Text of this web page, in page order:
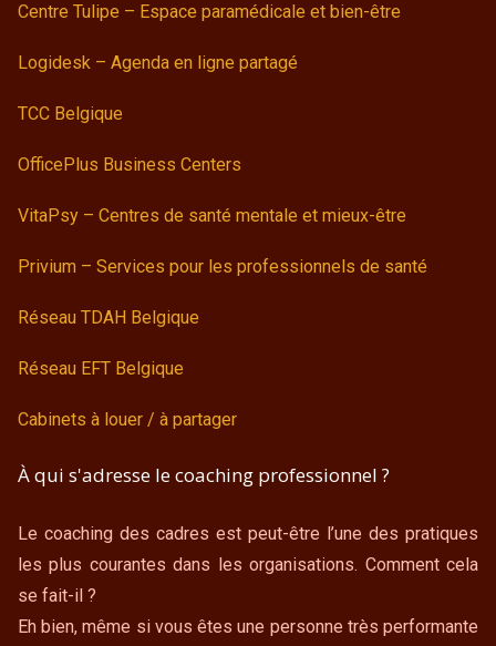
Centre Tulipe – Espace paramédicale et bien-être
Logidesk – Agenda en ligne partagé
TCC Belgique
OfficePlus Business Centers
VitaPsy – Centres de santé mentale et mieux-être
Privium – Services pour les professionnels de santé
Réseau TDAH Belgique
Réseau EFT Belgique
Cabinets à louer / à partager
À qui s'adresse le coaching professionnel ?
Le coaching des cadres est peut-être l’une des pratiques
les plus courantes dans les organisations. Comment cela
se fait-il ?
Eh bien, même si vous êtes une personne très performante